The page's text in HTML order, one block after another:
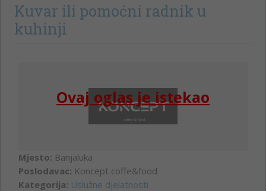
Ovaj oglas je istekao
Kuvar ili pomoćni radnik u
kuhinji
Mjesto: Banjaluka
Poslodavac: Koncept coffe&food
Kategorija: Uslužne djelatnosti